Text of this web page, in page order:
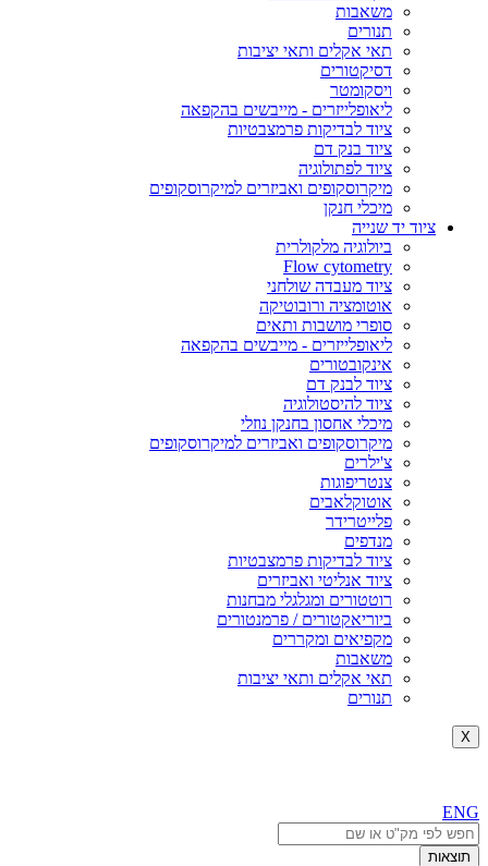
משאבות
תנורים
תאי אקלים ותאי יציבות
דסיקטורים
ויסקומטר
ליאופלייזרים - מייבשים בהקפאה
ציוד לבדיקות פרמצבטיות
ציוד בנק דם
ציוד לפתולוגיה
מיקרוסקופים ואביזרים למיקרוסקופים
מיכלי חנקן
ציוד יד שנייה
ביולוגיה מלקולרית
Flow cytometry
ציוד מעבדה שולחני
אוטומציה ורובוטיקה
סופרי מושבות ותאים
ליאופלייזרים - מייבשים בהקפאה
אינקובטורים
ציוד לבנק דם
ציוד להיסטולוגיה
מיכלי אחסון בחנקן נוזלי
מיקרוסקופים ואביזרים למיקרוסקופים
צ'ילרים
צנטריפוגות
אוטוקלאבים
פלייטרידר
מנדפים
ציוד לבדיקות פרמצבטיות
ציוד אנליטי ואביזרים
רוטטורים ומגלגלי מבחנות
ביוריאקטורים / פרמנטורים
מקפיאים ומקררים
משאבות
תאי אקלים ותאי יציבות
תנורים
X
ENG
Search
...תוצאות